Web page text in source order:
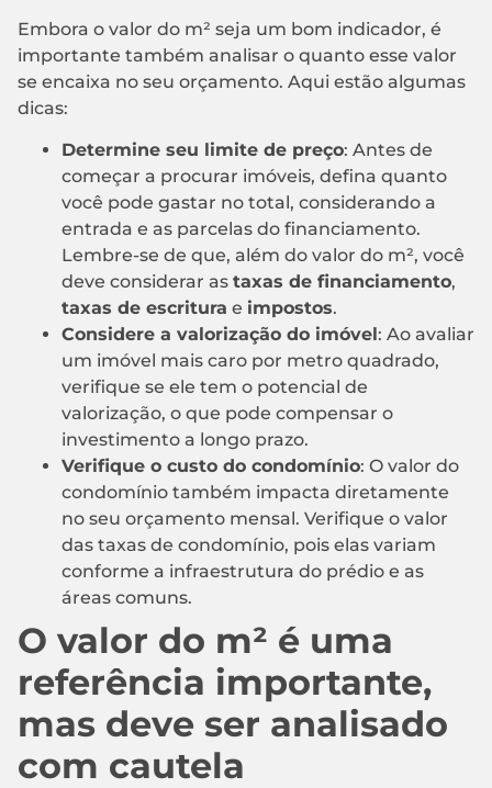
Embora o valor do m² seja um bom indicador, é
importante também analisar o quanto esse valor
se encaixa no seu orçamento. Aqui estão algumas
dicas:
Determine seu limite de preço: Antes de
começar a procurar imóveis, defina quanto
você pode gastar no total, considerando a
entrada e as parcelas do financiamento.
Lembre-se de que, além do valor do m², você
deve considerar as taxas de financiamento,
taxas de escritura e impostos.
Considere a valorização do imóvel: Ao avaliar
um imóvel mais caro por metro quadrado,
verifique se ele tem o potencial de
valorização, o que pode compensar o
investimento a longo prazo.
Verifique o custo do condomínio: O valor do
condomínio também impacta diretamente
no seu orçamento mensal. Verifique o valor
das taxas de condomínio, pois elas variam
conforme a infraestrutura do prédio e as
áreas comuns.
O valor do m² é uma
referência importante,
mas deve ser analisado
com cautela